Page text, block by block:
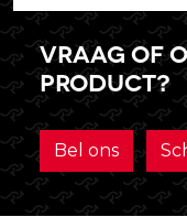
Vraag of
product?
Bel ons